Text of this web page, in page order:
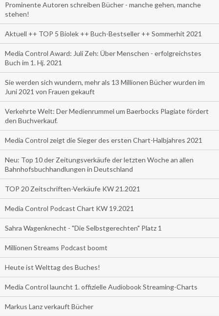
Prominente Autoren schreiben Bücher - manche gehen, manche
stehen!
Aktuell ++ TOP 5 Biolek ++ Buch-Bestseller ++ Sommerhit 2021
Media Control Award: Juli Zeh: Über Menschen - erfolgreichstes
Buch im 1. Hj. 2021
Sie werden sich wundern, mehr als 13 Millionen Bücher wurden im
Juni 2021 von Frauen gekauft
Verkehrte Welt: Der Medienrummel um Baerbocks Plagiate fördert
den Buchverkauf.
Media Control zeigt die Sieger des ersten Chart-Halbjahres 2021
Neu: Top 10 der Zeitungsverkäufe der letzten Woche an allen
Bahnhofsbuchhandlungen in Deutschland
TOP 20 Zeitschriften-Verkäufe KW 21.2021
Media Control Podcast Chart KW 19.2021
Sahra Wagenknecht - "Die Selbstgerechten" Platz 1
Millionen Streams Podcast boomt
Heute ist Welttag des Buches!
Media Control launcht 1. offizielle Audiobook Streaming-Charts
Markus Lanz verkauft Bücher